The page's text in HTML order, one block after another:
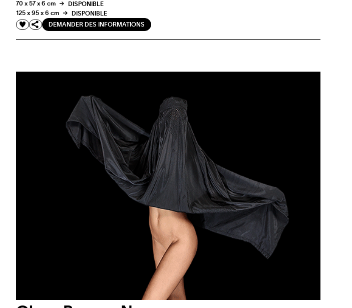
70 x 57 x 6 cm
DISPONIBLE
125 x 95 x 6 cm
DISPONIBLE
DEMANDER DES INFORMATIONS